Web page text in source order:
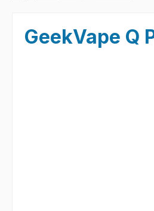
GeekVape Q